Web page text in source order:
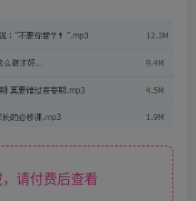
请付费后查看